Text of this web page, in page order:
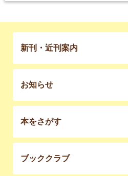
新刊・近刊案内
お知らせ
本をさがす
ブッククラブ